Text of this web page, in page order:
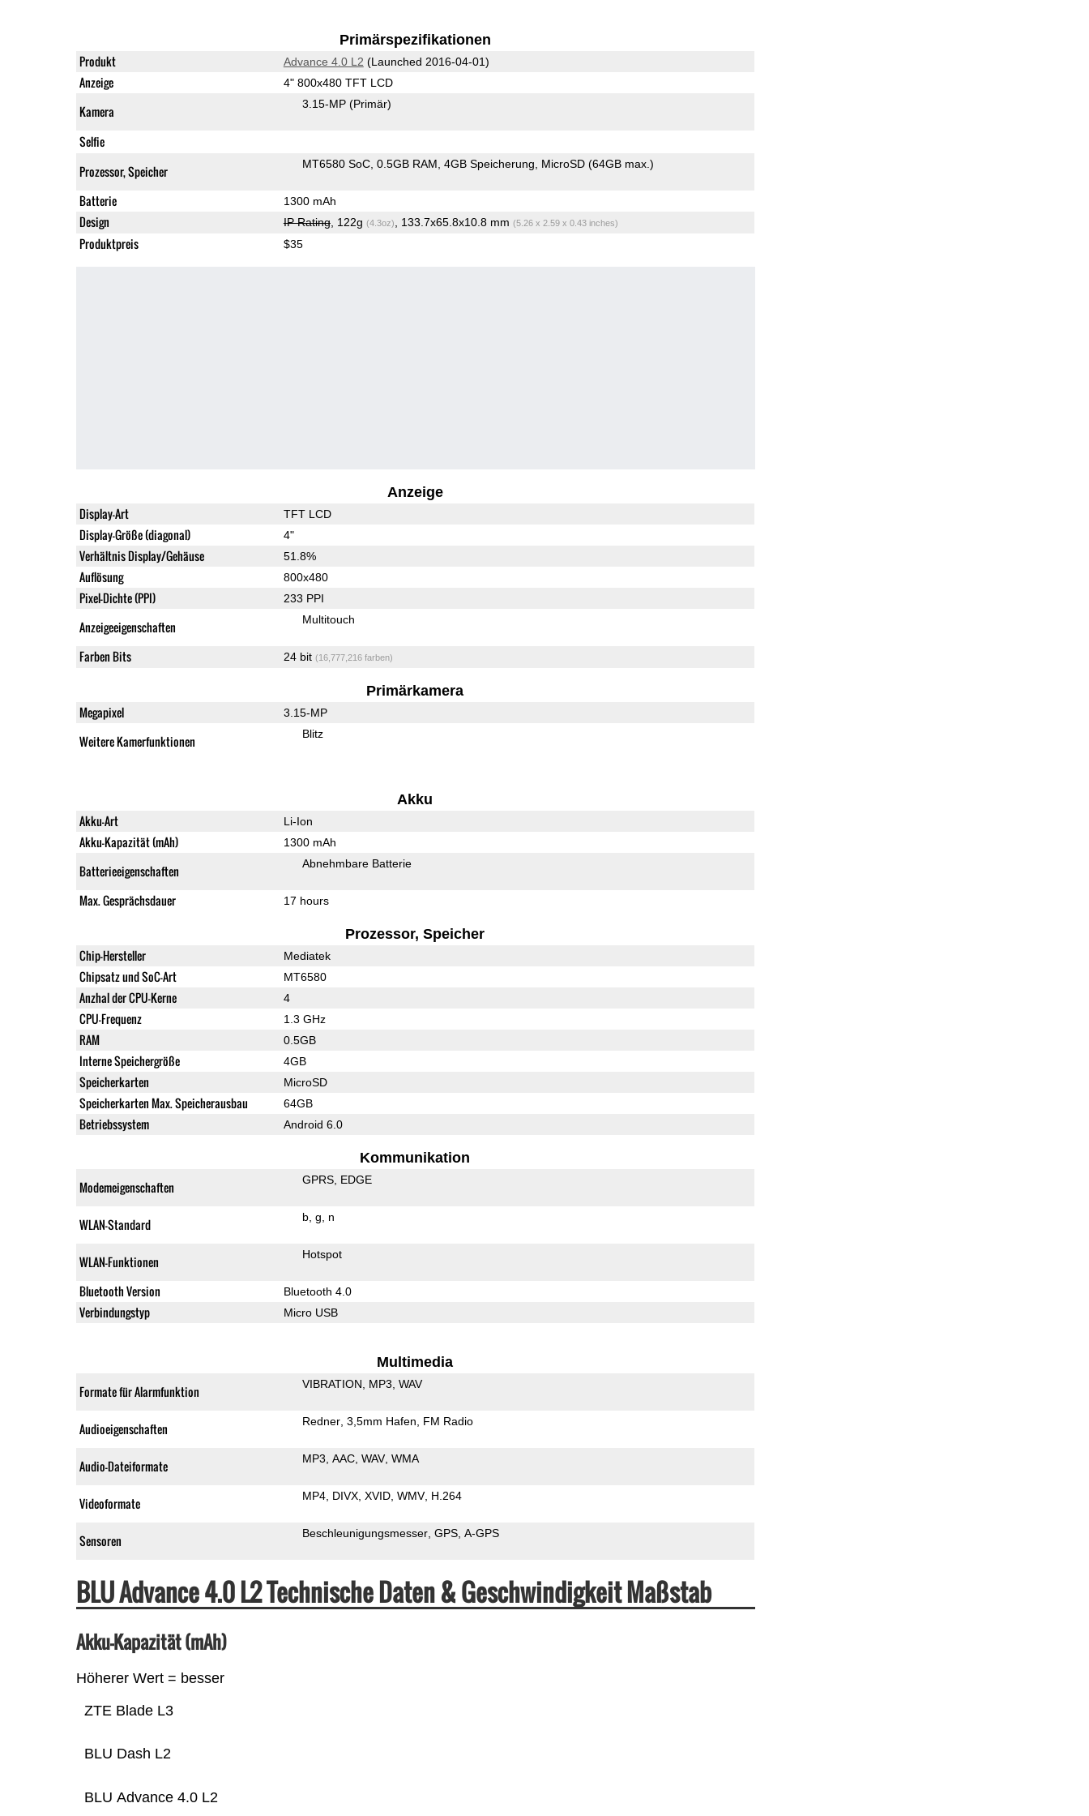
Primärspezifikationen
Produkt Advance 4.0 L2 (Launched 2016-04-01)
Anzeige 4" 800x480 TFT LCD
Kamera 3.15-MP (Primär)
Selfie
Prozessor, Speicher
MT6580 SoC 0.5GB RAM 4GB Speicherung MicroSD (64GB max.)
Batterie 1300 mAh
Design IP Rating, 122g (4.3oz) , 133.7x65.8x10.8 mm (5.26 x 2.59 x 0.43 inches)
Produktpreis $35
Anzeige
Display-Art TFT LCD
Display-Größe (diagonal) 4"
Verhältnis Display/Gehäuse 51.8%
Auflösung 800x480
Pixel-Dichte (PPI) 233 PPI
Anzeigeeigenschaften Multitouch
Farben Bits 24 bit (16,777,216 farben)
Primärkamera
Megapixel 3.15-MP
Weitere Kamerfunktionen Blitz
Akku
Akku-Art Li-Ion
Akku-Kapazität (mAh) 1300 mAh
Batterieeigenschaften Abnehmbare Batterie
Max. Gesprächsdauer 17 hours
Prozessor, Speicher
Chip-Hersteller Mediatek
Chipsatz und SoC-Art MT6580
Anzhal der CPU-Kerne 4
CPU-Frequenz 1.3 GHz
RAM 0.5GB
Interne Speichergröße 4GB
Speicherkarten MicroSD
Speicherkarten Max. Speicherausbau 64GB
Betriebssystem Android 6.0
Kommunikation
Modemeigenschaften GPRS EDGE
WLAN-Standard b g n
WLAN-Funktionen Hotspot
Bluetooth Version Bluetooth 4.0
Verbindungstyp Micro USB
Multimedia
Formate für Alarmfunktion VIBRATION MP3 WAV
Audioeigenschaften Redner 3,5mm Hafen FM Radio
Audio-Dateiformate MP3 AAC WAV WMA
Videoformate MP4 DIVX XVID WMV H.264
Sensoren Beschleunigungsmesser GPS A-GPS
BLU Advance 4.0 L2 Technische Daten & Geschwindigkeit Maßstab
Akku-Kapazität (mAh)
Höherer Wert = besser
BLU Advance 4.0 L2
BLU Dash L2
ZTE Blade L3